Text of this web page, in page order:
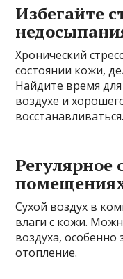
Избегайте
Хронический
состоянии кожи,
Найдите время
воздухе и
восстанавливаться.
Регулярное
Сухой воздух в
влаги с кожи.
воздуха,
отопление.